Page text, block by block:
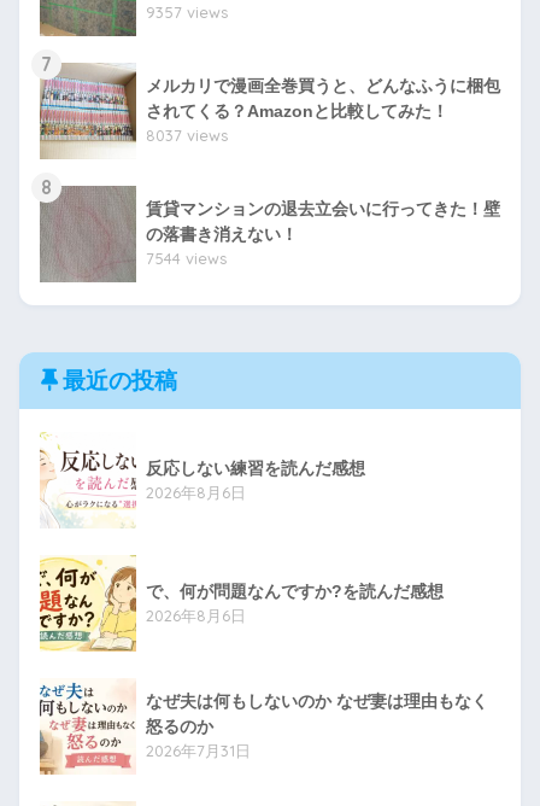
9357 views
7
メルカリで漫画全巻買うと、どんなふうに梱包
されてくる？Amazonと比較してみた！
8037 views
8
賃貸マンションの退去立会いに行ってきた！壁
の落書き消えない！
7544 views
最近の投稿
反応しない練習を読んだ感想
2026年8月6日
で、何が問題なんですか?を読んだ感想
2026年8月6日
なぜ夫は何もしないのか なぜ妻は理由もなく
怒るのか
2026年7月31日